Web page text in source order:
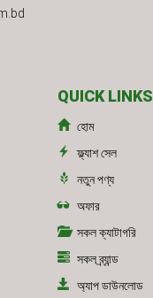
QUICK LINKS
হোম
ফ্ল্যাশ সেল
নতুন পণ্য
অফার
সকল ক্যাটাগরি
সকল ব্র্যান্ড
অ্যাপ ডাউনলোড